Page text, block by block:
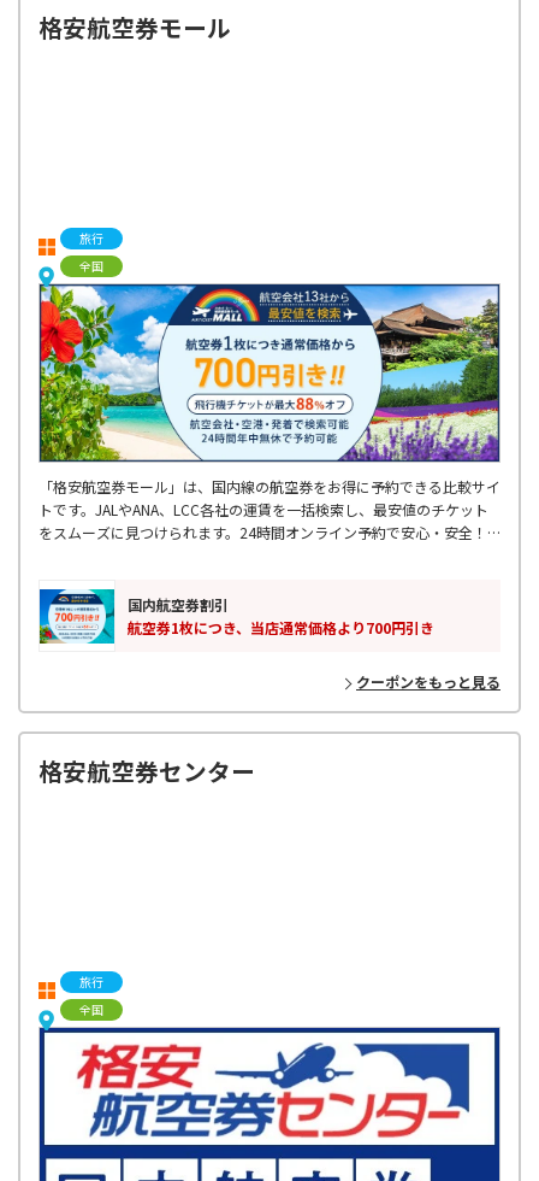
格安航空券モール
旅行
全国
「格安航空券モール」は、国内線の航空券をお得に予約できる比較サイ
トです。JALやANA、LCC各社の運賃を一括検索し、最安値のチケット
をスムーズに見つけられます。24時間オンライン予約で安心・安全！
国内航空券割引
航空券1枚につき、当店通常価格より700円引き
クーポンをもっと見る
格安航空券センター
旅行
全国